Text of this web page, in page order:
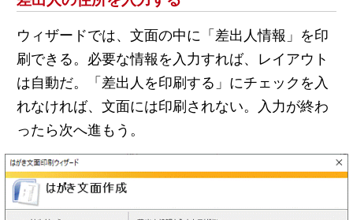
ウィザードでは、文面の中に「差出人情報」を印
刷できる。必要な情報を入力すれば、レイアウト
は自動だ。「差出人を印刷する」にチェックを入
れなければ、文面には印刷されない。入力が終わ
ったら次へ進もう。